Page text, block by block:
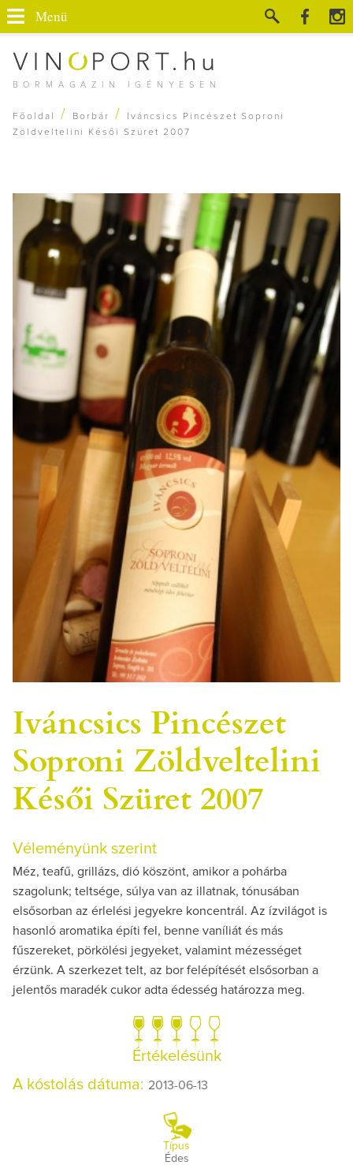
BORMAGAZIN IGÉNYESEN
Menü
Főoldal / Borbár /
Iváncsics Pincészet Soproni
Zöldveltelini Késői Szüret 2007
Iváncsics Pincészet
Soproni Zöldveltelini
Késői Szüret 2007
Véleményünk szerint
Méz, teafű, grillázs, dió köszönt, amikor a pohárba
szagolunk; teltsége, súlya van az illatnak, tónusában
elsősorban az érlelési jegyekre koncentrál. Az ízvilágot is
hasonló aromatika építi fel, benne vaníliát és más
fűszereket, pörkölési jegyeket, valamint mézességet
érzünk. A szerkezet telt, az bor felépítését elsősorban a
jelentős maradék cukor adta édesség határozza meg.
Értékelésünk
A kóstolás dátuma: 2013-06-13
Típus
Édes